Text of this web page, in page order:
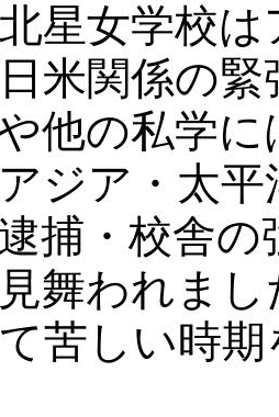
星女学校
米関係の
他の私学
ジア・太
捕・校舎
舞われま
苦しい時